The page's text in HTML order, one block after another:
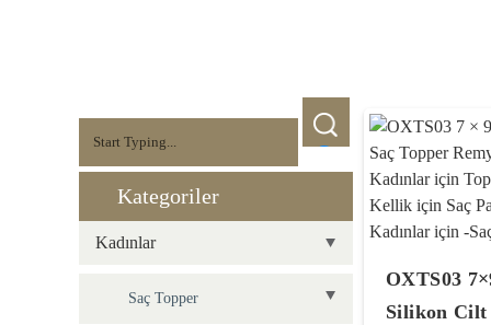
Kategoriler
Kadınlar
Saç Topper
OXTS03
Silikon Cilt